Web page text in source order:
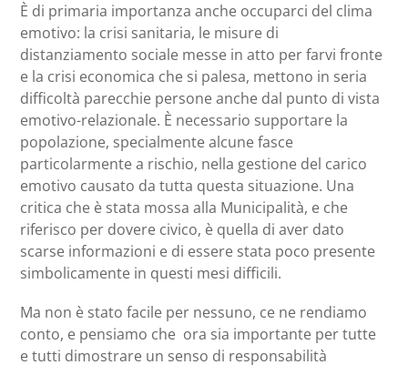
È di primaria importanza anche occuparci del clima
emotivo: la crisi sanitaria, le misure di
distanziamento sociale messe in atto per farvi fronte
e la crisi economica che si palesa, mettono in seria
difficoltà parecchie persone anche dal punto di vista
emotivo-relazionale. È necessario supportare la
popolazione, specialmente alcune fasce
particolarmente a rischio, nella gestione del carico
emotivo causato da tutta questa situazione. Una
critica che è stata mossa alla Municipalità, e che
riferisco per dovere civico, è quella di aver dato
scarse informazioni e di essere stata poco presente
simbolicamente in questi mesi difficili.
Ma non è stato facile per nessuno, ce ne rendiamo
conto, e pensiamo che ora sia importante per tutte
e tutti dimostrare un senso di responsabilità